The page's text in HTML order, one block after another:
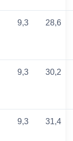
9,3 28,6
9,3 30,2
9,3 31,4